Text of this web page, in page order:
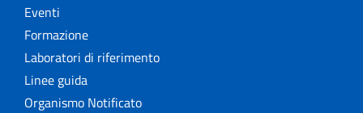
Eventi
Formazione
Laboratori di riferimento
Linee guida
Organismo Notificato